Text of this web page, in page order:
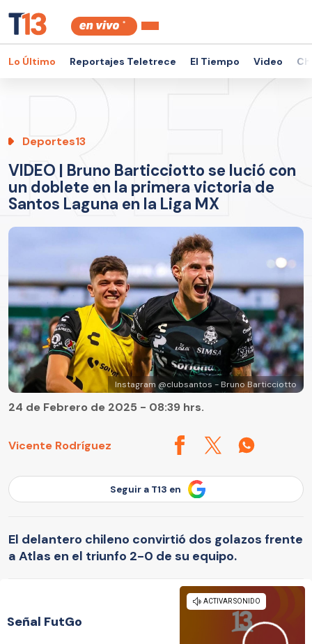
Lo Último Reportajes Teletrece El Tiempo Video
Deportes13
VIDEO | Bruno Barticciotto se lució con
un doblete en la primera victoria de
Santos Laguna en la Liga MX
Instagram @clubsantos - Bruno Barticciotto
Vicente Rodríguez
24 de Febrero de 2025 - 08:39 hrs.
Seguir a T13 en
El delantero chileno convirtió dos golazos frente
a Atlas en el triunfo 2-0 de su equipo.
Señal FutGo